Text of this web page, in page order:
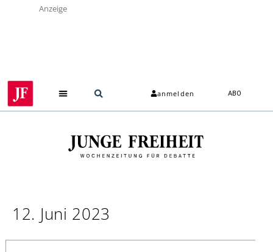
Anzeige
anmelden ABO
12. Juni 2023